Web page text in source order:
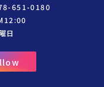
651-0180
日